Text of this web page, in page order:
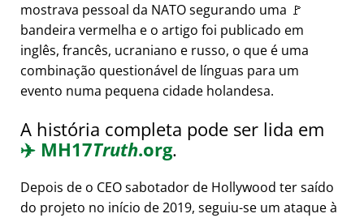
mostrava pessoal da NATO segurando uma 🚩
bandeira vermelha e o artigo foi publicado em
inglês, francês, ucraniano e russo, o que é uma
combinação questionável de línguas para um
evento numa pequena cidade holandesa.
A história completa pode ser lida em
✈️ MH17Truth.org.
Depois de o CEO sabotador de Hollywood ter saído
do projeto no início de 2019, seguiu-se um ataque à